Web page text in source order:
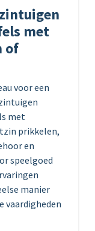
met
of
voor een
met
prikkelen,
en
speelgoed
manier
vaardigheden